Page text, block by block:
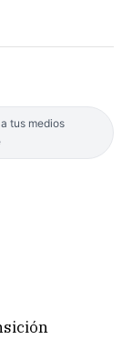
tus medios